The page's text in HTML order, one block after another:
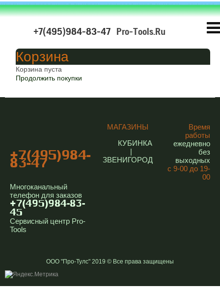
+7(495)984-83-47 Pro-Tools.Ru
Корзина
Корзина пуста
Продолжить покупки
+7(495)984-
83-47
Многоканальный
телефон для заказов
+7(495)984-83-
45
Сервисный центр Pro-
Tools
МАГАЗИНЫ
КУБИНКА
ЗВЕНИГОРОД
Время
работы
ежедневно
без
выходных
с 9-00 до 19-
00
ООО "Про-Тулс" 2019 © Все права защищены